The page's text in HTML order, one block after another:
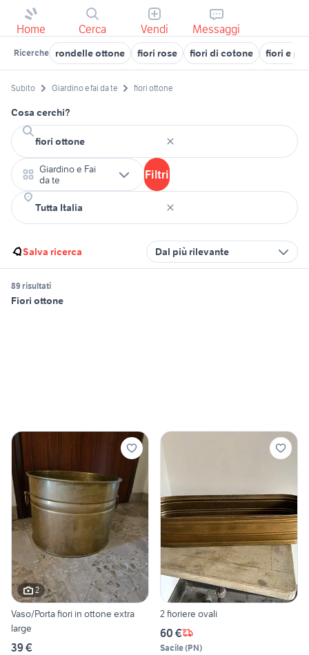
Home Cerca Vendi Messaggi
Ricerche rondelle ottone fiori rose fiori di cotone fiori e
Subito Giardino e fai da te fiori ottone
Cosa cerchi?
Giardino e Fai
da te
Filtri
Salva ricerca Dal più rilevante
89 risultati
Fiori ottone
2
Vaso/Porta fiori in ottone extra
large
39 €
2 fioriere ovali
60 €
Sacile(PN)